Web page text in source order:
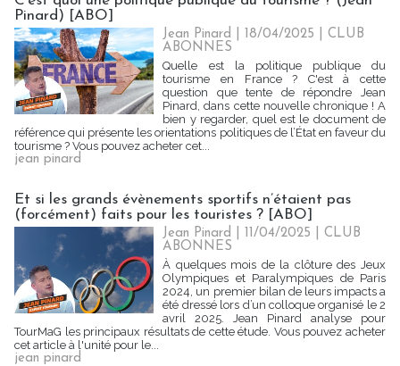
Pinard) [ABO]
Jean Pinard | 18/04/2025 |CLUB
ABONNES
Quelle est la politique publique du
tourisme en France ? C'est à cette
question que tente de répondre Jean
Pinard, dans cette nouvelle chronique ! A
bien y regarder, quel est le document de
référence qui présente les orientations politiques de l’État en faveur du
tourisme ? Vous pouvez acheter cet...
jean pinard
Et si les grands évènements sportifs n’étaient pas
(forcément) faits pour les touristes ? [ABO]
Jean Pinard | 11/04/2025 |CLUB
ABONNES
À quelques mois de la clôture des Jeux
Olympiques et Paralympiques de Paris
2024, un premier bilan de leurs impacts a
été dressé lors d’un colloque organisé le 2
avril 2025. Jean Pinard analyse pour
TourMaG les principaux résultats de cette étude. Vous pouvez acheter
cet article à l'unité pour le...
jean pinard